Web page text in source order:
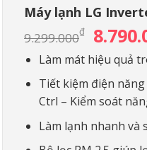
Máy lạnh LG
9.299.000₫ Giá
gốc
là:
Làm mát hiệu quả
Tiết kiệm điện
Ctrl – Kiểm soát
Làm lạnh nhanh và